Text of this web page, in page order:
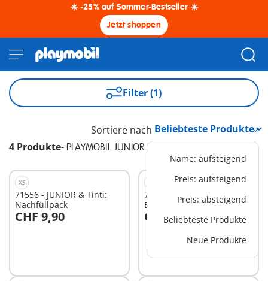
☀️ -25% auf Sommer-Bestseller ☀️
Jetzt shoppen
Filter (1)
4 Produkte- PLAYMOBIL JUNIOR & Tinti
Sortiere nach
Name: aufsteigend
Preis: aufsteigend
Preis: absteigend
Beliebteste Produkte
Neue Produkte
XS
71556 - JUNIOR & Tinti:
Nachfüllpack
CHF 9,90
In den Warenkorb
71438 - JUNIOR & Tinti:
Bunter Tintenfisch
CHF 39,90
In den Warenkorb